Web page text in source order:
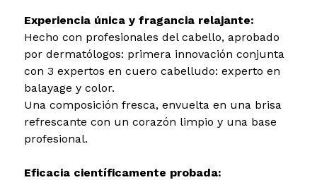
Experiencia única y fragancia relajante:
Hecho con profesionales del cabello, aprobado
por dermatólogos: primera innovación conjunta
con 3 expertos en cuero cabelludo: experto en
balayage y color.
Una composición fresca, envuelta en una brisa
refrescante con un corazón limpio y una base
profesional.
Eficacia científicamente probada: